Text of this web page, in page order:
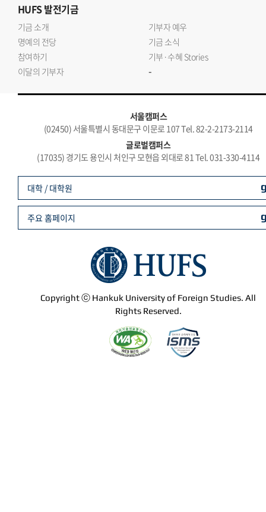
HUFS발전기금
기금 소개
기부자 예우
명예의 전당
기금 소식
참여하기
기부·수혜 Stories
이달의 기부자
-
서울캠퍼스
(02450) 서울특별시 동대문구 이문로 107 Tel. 82-2-2173-2114
글로벌캠퍼스
(17035) 경기도 용인시 처인구 모현읍 외대로 81 Tel. 031-330-4114
Copyright ⓒ Hankuk University of Foreign Studies. All
Rights Reserved.
대학 / 대학원
주요 홈페이지